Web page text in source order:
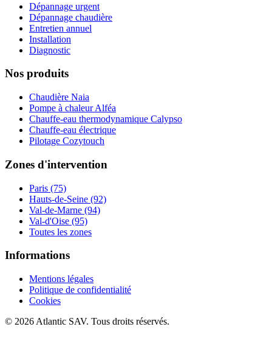
Dépannage urgent
Dépannage chaudière
Entretien annuel
Installation
Diagnostic
Nos produits
Chaudière Naia
Pompe à chaleur Alféa
Chauffe-eau thermodynamique Calypso
Chauffe-eau électrique
Pilotage Cozytouch
Zones d'intervention
Paris (75)
Hauts-de-Seine (92)
Val-de-Marne (94)
Val-d'Oise (95)
Toutes les zones
Informations
Mentions légales
Politique de confidentialité
Cookies
© 2026 Atlantic SAV. Tous droits réservés.